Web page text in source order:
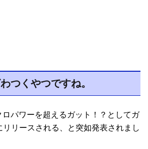
つくやつですね。
ロパワーを超えるガット！？としてガ
リリースされる、と突如発表されまし